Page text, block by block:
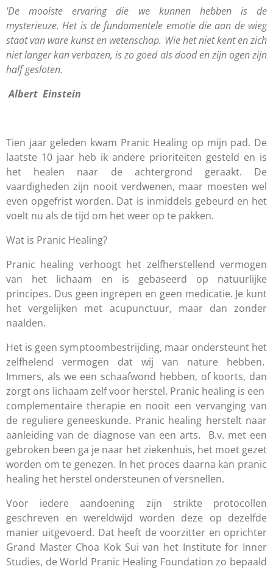
'De mooiste ervaring die we kunnen hebben is de
mysterieuze. Het is de fundamentele emotie die aan de wieg
staat van ware kunst en wetenschap. Wie het niet kent en zich
niet langer kan verbazen, is zo goed als dood en zijn ogen zijn
half gesloten.
Albert Einstein
Tien jaar geleden kwam Pranic Healing op mijn pad. De
laatste 10 jaar heb ik andere prioriteiten gesteld en is
het healen naar de achtergrond geraakt. De
vaardigheden zijn nooit verdwenen, maar moesten wel
even opgefrist worden. Dat is inmiddels gebeurd en het
voelt nu als de tijd om het weer op te pakken.
Wat is Pranic Healing?
Pranic healing verhoogt het zelfherstellend vermogen
van het lichaam en is gebaseerd op natuurlijke
principes. Dus geen ingrepen en geen medicatie. Je kunt
het vergelijken met acupunctuur, maar dan zonder
naalden.
Het is geen symptoombestrijding, maar ondersteunt het
zelfhelend vermogen dat wij van nature hebben.
Immers, als we een schaafwond hebben, of koorts, dan
zorgt ons lichaam zelf voor herstel. Pranic healing is een
complementaire therapie en nooit een vervanging van
de reguliere geneeskunde. Pranic healing herstelt naar
aanleiding van de diagnose van een arts. B.v. met een
gebroken been ga je naar het ziekenhuis, het moet gezet
worden om te genezen. In het proces daarna kan pranic
healing het herstel ondersteunen of versnellen.
Voor iedere aandoening zijn strikte protocollen
geschreven en wereldwijd worden deze op dezelfde
manier uitgevoerd. Dat heeft de voorzitter en oprichter
Grand Master Choa Kok Sui van het Institute for Inner
Studies, de World Pranic Healing Foundation zo bepaald